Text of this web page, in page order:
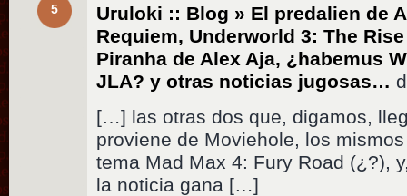
5
Uruloki :: Blog » El predalien de
Requiem, Underworld 3: The
Piranha de Alex Aja, ¿habemus
JLA? y otras noticias jugosas…
[…] las otras dos que, digamos,
proviene de Moviehole, los
tema Mad Max 4: Fury Road (¿?),
la noticia gana […]